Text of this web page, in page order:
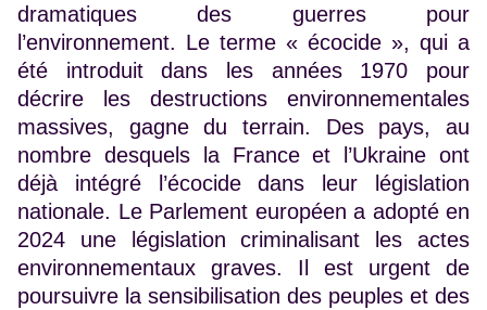
dramatiques des guerres pour
l’environnement. Le terme « écocide », qui a
été introduit dans les années 1970 pour
décrire les destructions environnementales
massives, gagne du terrain. Des pays, au
nombre desquels la France et l’Ukraine ont
déjà intégré l’écocide dans leur législation
nationale. Le Parlement européen a adopté en
2024 une législation criminalisant les actes
environnementaux graves. Il est urgent de
poursuivre la sensibilisation des peuples et des